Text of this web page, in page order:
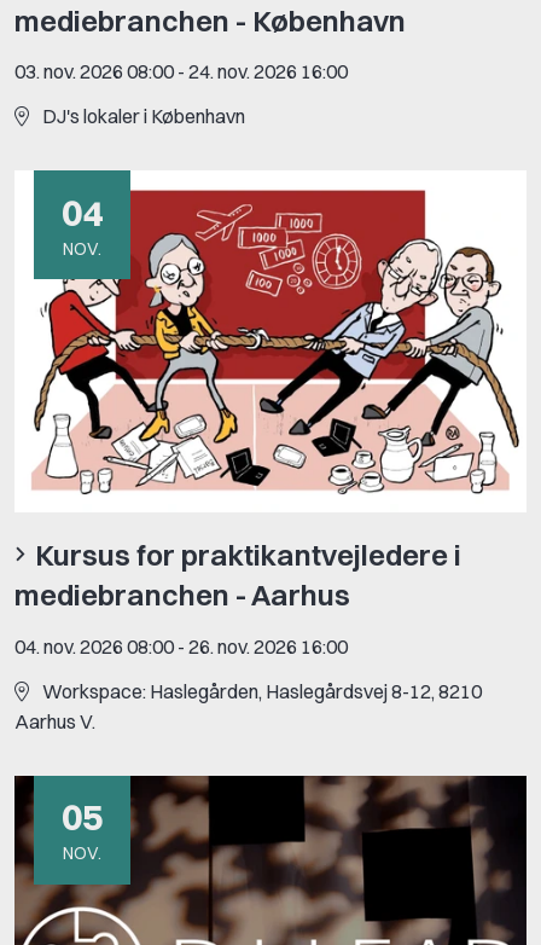
mediebranchen - København
03. nov. 2026 08:00 - 24. nov. 2026 16:00
DJ's lokaler i København
04
NOV.
Kursus for praktikantvejledere i
mediebranchen - Aarhus
04. nov. 2026 08:00 - 26. nov. 2026 16:00
Workspace: Haslegården, Haslegårdsvej 8-12, 8210
Aarhus V.
05
NOV.